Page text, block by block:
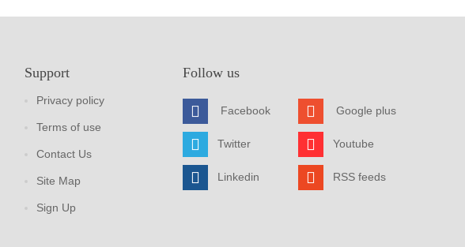
Support
Privacy policy
Terms of use
Contact Us
Site Map
Sign Up
Follow us
Facebook
Twitter
Linkedin
Google plus
Youtube
RSS feeds